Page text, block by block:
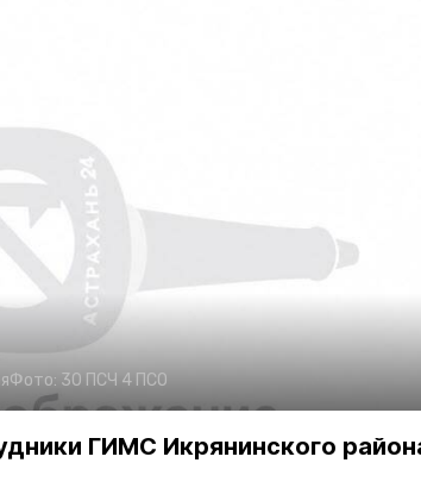
Фото: 30 ПСЧ 4 ПСО
ГИМС Икрянинского